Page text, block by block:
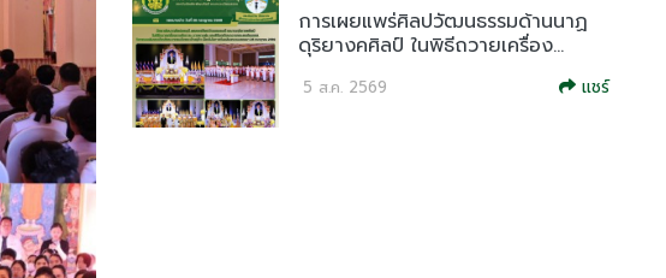
การเผยแพร่ศิลปวัฒนธรรมด้านนาฏ
ดุริยางคศิลป์ ในพิธีถวายเครื่อง...
5 ส.ค. 2569 แชร์